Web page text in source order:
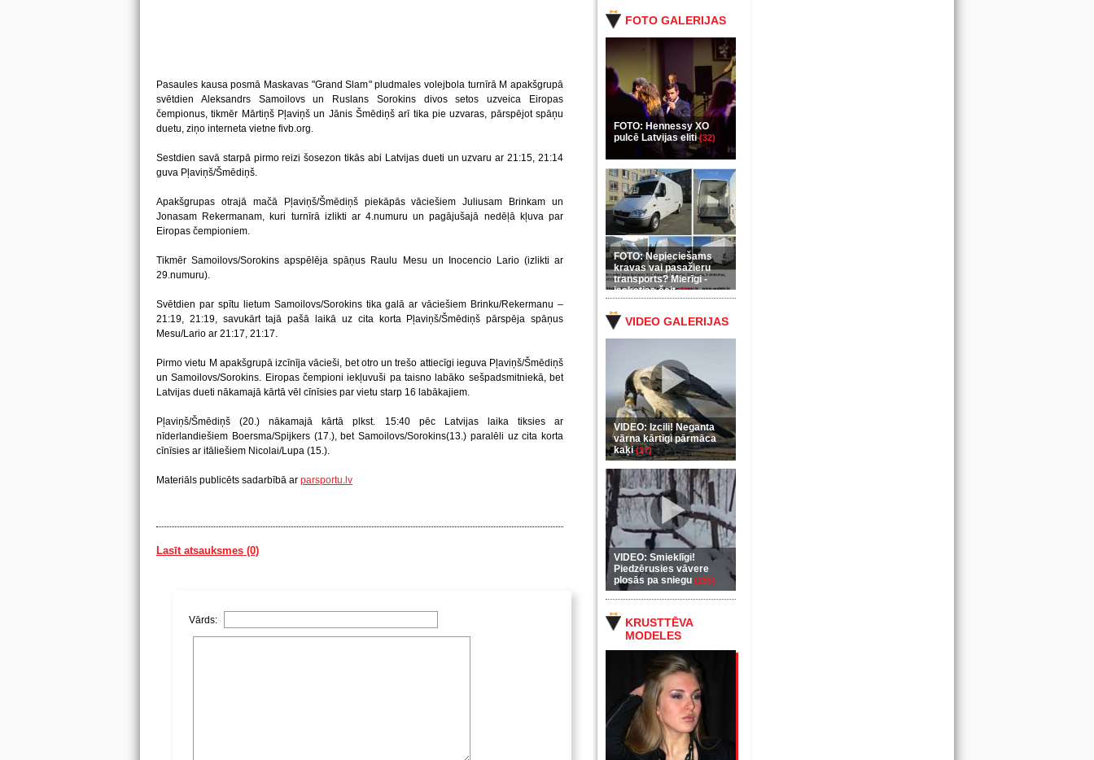
FOTO GALERIJAS
FOTO: Hennessy XO
pulcē Latvijas eliti(32)
FOTO: Nepieciešams
kravas vai pasažieru
transports? Mierīgi -
ieskaties šeit(35)
VIDEO GALERIJAS
VIDEO: Izcili! Neganta
vārna kārtīgi pārmāca
kaķi(37)
VIDEO: Smieklīgi!
Piedzērusies vāvere
plosās pa sniegu (255)
KRUSTTĒVA
MODELES
Pasaules kausa posmā Maskavas "Grand Slam" pludmales volejbola turnīrā M apakšgrupā
svētdien Aleksandrs Samoilovs un Ruslans Sorokins divos setos uzveica Eiropas
čempionus, tikmēr Mārtiņš Pļaviņš un Jānis Šmēdiņš arī tika pie uzvaras, pārspējot spāņu
duetu, ziņo interneta vietne fivb.org.
Sestdien savā starpā pirmo reizi šosezon tikās abi Latvijas dueti un uzvaru ar 21:15, 21:14
guva Pļaviņš/Šmēdiņš.
Apakšgrupas otrajā mačā Pļaviņš/Šmēdiņš piekāpās vāciešiem Juliusam Brinkam un
Jonasam Rekermanam, kuri turnīrā izlikti ar 4.numuru un pagājušajā nedēļā kļuva par
Eiropas čempioniem.
Tikmēr Samoilovs/Sorokins apspēlēja spāņus Raulu Mesu un Inocencio Lario (izlikti ar
29.numuru).
Svētdien par spītu lietum Samoilovs/Sorokins tika galā ar vāciešiem Brinku/Rekermanu –
21:19, 21:19, savukārt tajā pašā laikā uz cita korta Pļaviņš/Šmēdiņš pārspēja spāņus
Mesu/Lario ar 21:17, 21:17.
Pirmo vietu M apakšgrupā izcīnīja vācieši, bet otro un trešo attiecīgi ieguva Pļaviņš/Šmēdiņš
un Samoilovs/Sorokins. Eiropas čempioni iekļuvuši pa taisno labāko sešpadsmitniekā, bet
Latvijas dueti nākamajā kārtā vēl cīnīsies par vietu starp 16 labākajiem.
Pļaviņš/Šmēdiņš (20.) nākamajā kārtā plkst. 15:40 pēc Latvijas laika tiksies ar
nīderlandiešiem Boersma/Spijkers (17.), bet Samoilovs/Sorokins(13.) paralēli uz cita korta
cīnīsies ar itāliešiem Nicolai/Lupa (15.).
Materiāls publicēts sadarbībā ar parsportu.lv
Lasīt atsauksmes (0)
Vārds: